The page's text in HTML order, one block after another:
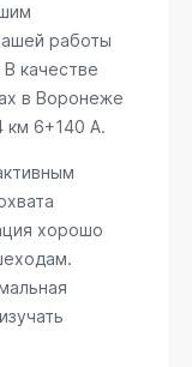
работы
качестве
в Воронеже
км 6+140 А.
хорошо